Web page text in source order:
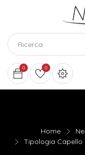
0 0
Home
Tipologia Capello